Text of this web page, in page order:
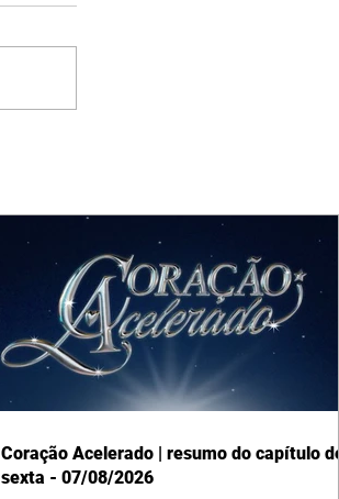
Coração Acelerado | resumo do capítulo de
sexta - 07/08/2026